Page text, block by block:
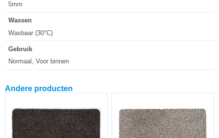
5mm
Wassen
Wasbaar (30°C)
Gebruik
Normaal, Voor binnen
Andere producten